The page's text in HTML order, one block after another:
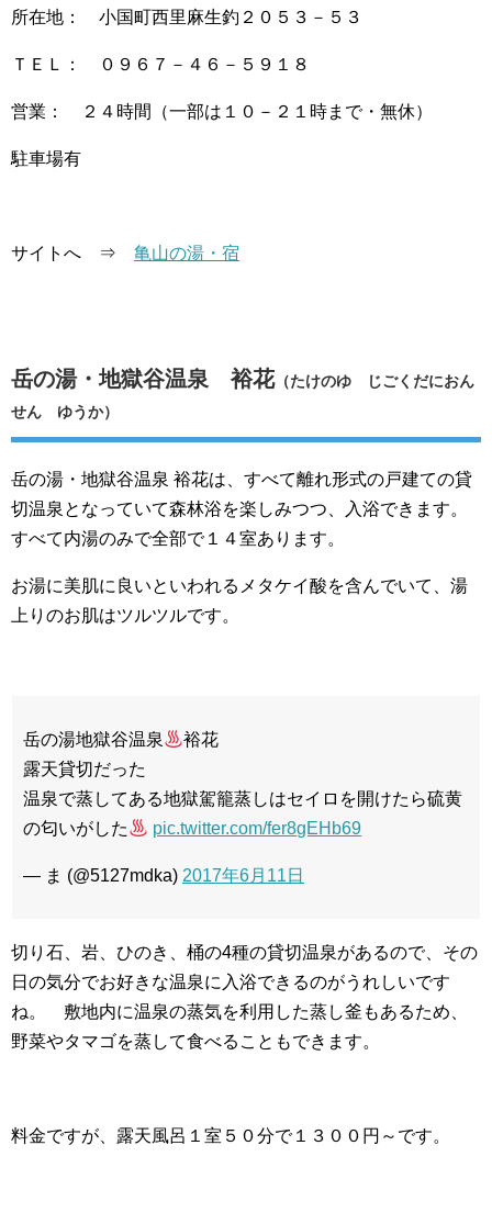
所在地： 小国町西里麻生釣２０５３－５３
ＴＥＬ： ０９６７－４６－５９１８
営業： ２４時間（一部は１０－２１時まで・無休）
駐車場有
サイトへ ⇒ 亀山の湯・宿
岳の湯・地獄谷温泉 裕花（たけのゆ じごくだにおん
せん ゆうか）
岳の湯・地獄谷温泉 裕花は、すべて離れ形式の戸建ての貸
切温泉となっていて森林浴を楽しみつつ、入浴できます。
すべて内湯のみで全部で１４室あります。
お湯に美肌に良いといわれるメタケイ酸を含んでいて、湯
上りのお肌はツルツルです。
岳の湯地獄谷温泉
裕花
露天貸切だった
温泉で蒸してある地獄駕籠蒸しはセイロを開けたら硫黄
の匂いがした
pic.twitter.com/fer8gEHb69
— ま (@5127mdka) 2017年6月11日
切り石、岩、ひのき、桶の4種の貸切温泉があるので、その
日の気分でお好きな温泉に入浴できるのがうれしいです
ね。 敷地内に温泉の蒸気を利用した蒸し釜もあるため、
野菜やタマゴを蒸して食べることもできます。
料金ですが、露天風呂１室５０分で１３００円～です。